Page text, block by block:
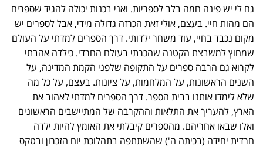
גם לי יש פינה חמה בלב לספריות. ואני בכנות יכולה להגיד שספרים
הם מהות חיי. בעצם, אולי זאת הכרזה גדולה מידי, אבל לספרים יש
מקום נכבד בחיי, עוד משחר ילדותי. דרך הספרים למדתי על העולם
שמחוץ למשבצת הקטנה שהכרתי בעולם החרדי. כילדה אהבתי
לקרוא גם הרבה ספרים על התקופה שלפני הקמת המדינה, על
השנים הראשונות, על המלחמות, על ציונות. בעצם, על כל מה
שלא לימדו אותנו בבית הספר. דרך הספרים למדתי לאהוב את
הארץ, להעריך את התלאות וההקרבה של המתיישבים הראשונים
ואלו שבאו אחריהם. מהספרים קיבלתי את האומץ להיות ילדה
חרדית יחידה (בכיתה ה') שהשתתפה בתהלוכת יום הזכרון ובטקס